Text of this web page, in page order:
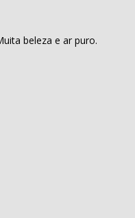
beleza e ar puro.